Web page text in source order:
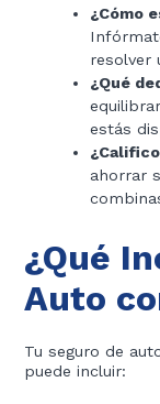
¿Cómo
resolver
¿Qué
estás
ahorrar
¿Qué
Auto
Tu seguro de
puede incluir: